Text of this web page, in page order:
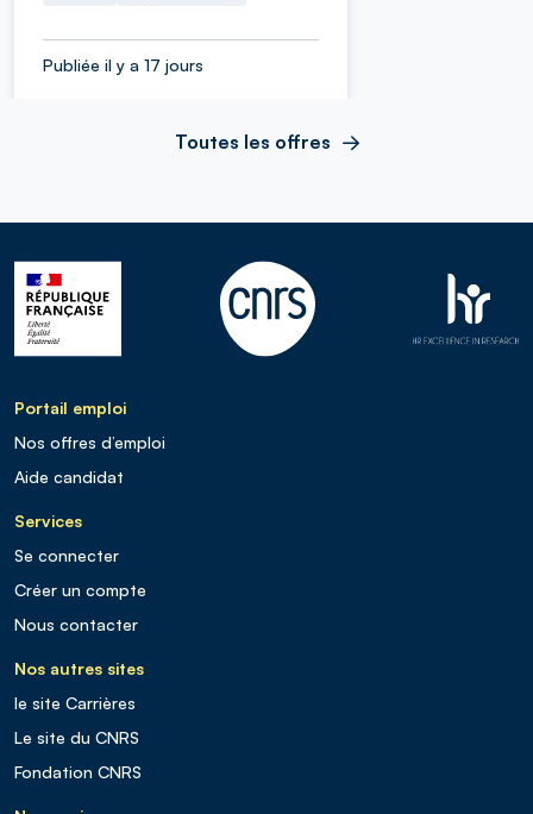
Publiée il y a 17 jours
Toutes les offres
Portail emploi
Nos offres d’emploi
Aide candidat
Services
Se connecter
Créer un compte
Nous contacter
Nos autres sites
le site Carrières
Le site du CNRS
Fondation CNRS